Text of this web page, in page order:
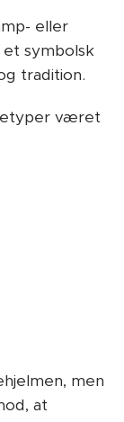
eller
symbolsk
tradition.
været
men
at